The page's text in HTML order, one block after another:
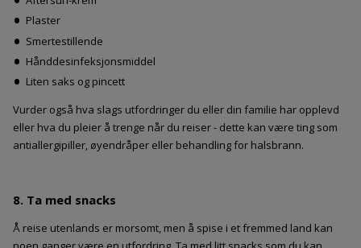
Plaster
Smertestillende
Hånddesinfeksjonsmiddel
Liten saks og pincett
Vurder også hva slags utfordringer du eller din familie har opplevd
eller hva du pleier å trenge når du reiser - dette kan være ting som
antiallergipiller, øyendråper eller behandling for halsbrann.
8. Ta med snacks
Å reise utenlands er morsomt, men å spise i et fremmed land kan